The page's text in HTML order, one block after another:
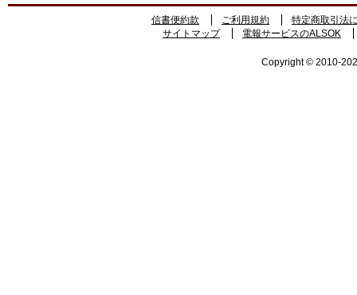
信書便約款 ご利用規約
特定商取引法
サイトマップ
電報サービスのALSOK
Copyright © 2010-